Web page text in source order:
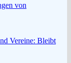
von
Vereine: Bleibt